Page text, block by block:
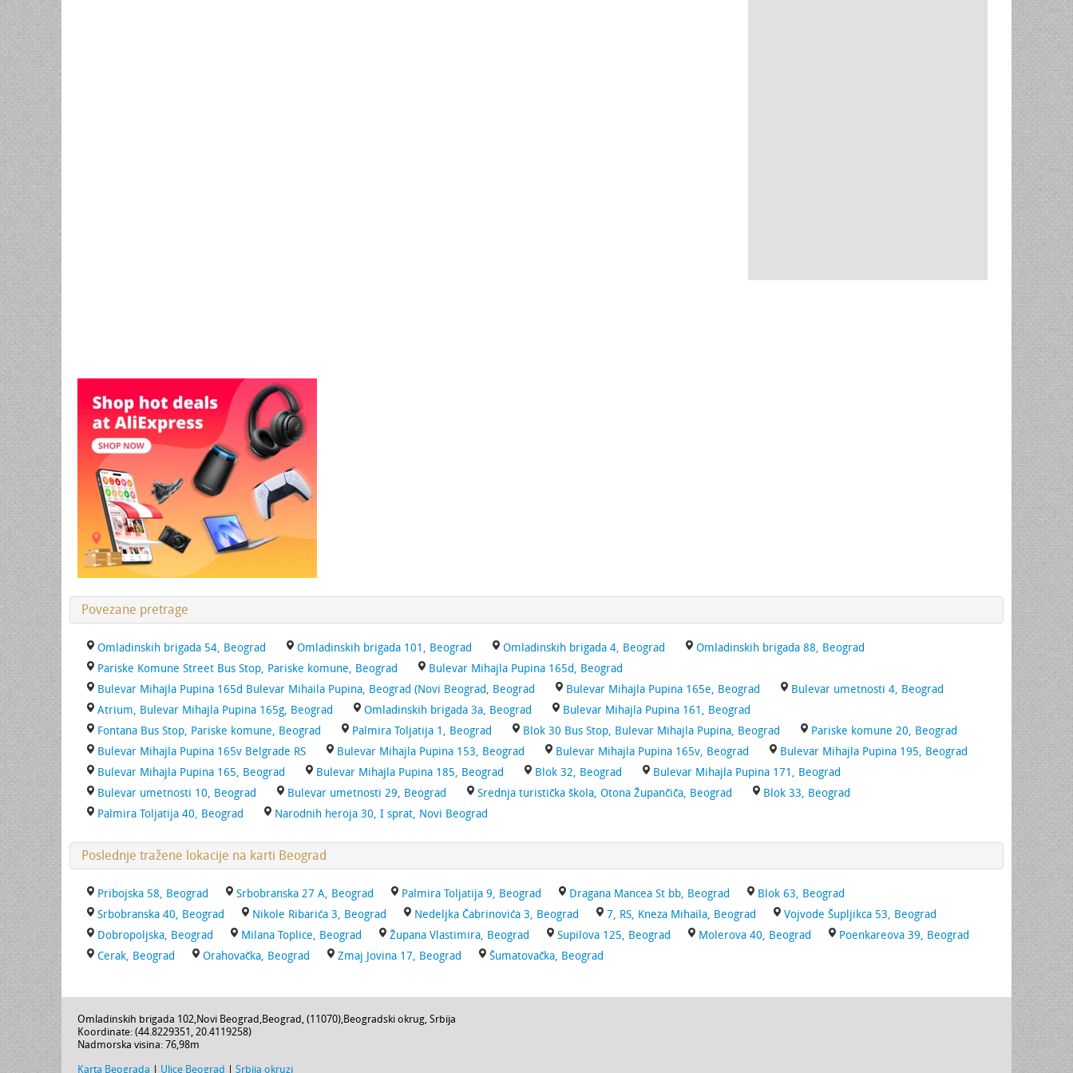
Povezane pretrage
Omladinskih brigada 54, Beograd Omladinskih brigada 101, Beograd Omladinskih brigada 4, Beograd
Omladinskih brigada 88, Beograd
Pariske Komune Street Bus Stop, Pariske komune, Beograd
Bulevar Mihajla Pupina 165d, Beograd
Bulevar Mihajla Pupina 165d Bulevar Mihaila Pupina, Beograd (Novi Beograd, Beograd
Bulevar Mihajla Pupina 165e, Beograd
Bulevar umetnosti 4, Beograd
Atrium, Bulevar Mihajla Pupina 165g, Beograd
Omladinskih brigada 3a, Beograd
Bulevar Mihajla Pupina 161, Beograd
Fontana Bus Stop, Pariske komune, Beograd
Palmira Toljatija 1, Beograd Blok 30 Bus Stop, Bulevar Mihajla Pupina, Beograd
Pariske komune 20, Beograd
Bulevar Mihajla Pupina 165v Belgrade RS
Bulevar Mihajla Pupina 153, Beograd Bulevar Mihajla Pupina 165v, Beograd
Bulevar Mihajla Pupina 195, Beograd
Bulevar Mihajla Pupina 165, Beograd
Bulevar Mihajla Pupina 185, Beograd Blok 32, Beograd
Bulevar Mihajla Pupina 171, Beograd
Bulevar umetnosti 10, Beograd
Bulevar umetnosti 29, Beograd Srednja turistička škola, Otona Župančiča, Beograd
Blok 33, Beograd
Palmira Toljatija 40, Beograd
Narodnih heroja 30, I sprat, Novi Beograd
Poslednje tražene lokacije na karti Beograd
Pribojska 58, Beograd Srbobranska 27 A, Beograd Palmira Toljatija 9, Beograd Dragana Mancea St bb, Beograd
Blok 63, Beograd
Srbobranska 40, Beograd
Nikole Ribarića 3, Beograd Nedeljka Čabrinovića 3, Beograd 7, RS, Kneza Mihaila, Beograd
Vojvode Šupljikca 53, Beograd
Dobropoljska, Beograd
Milana Toplice, Beograd Župana Vlastimira, Beograd Supilova 125, Beograd Molerova 40, Beograd
Poenkareova 39, Beograd
Cerak, Beograd
Orahovačka, Beograd Zmaj Jovina 17, Beograd Šumatovačka, Beograd
Omladinskih brigada 102,Novi Beograd,Beograd, (11070),Beogradski okrug, Srbija
Koordinate: (44.8229351 , 20.4119258)
Nadmorska visina: 76,98m
Karta Beograda Ulice Beograd Srbija okruzi